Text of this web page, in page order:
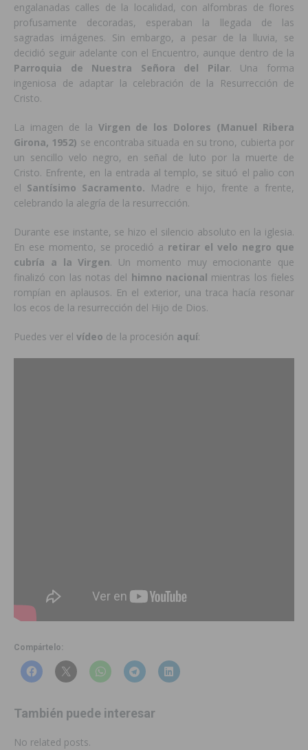
engalanadas calles de la localidad, con alfombras de flores
profusamente decoradas, esperaban la llegada de las
sagradas imágenes. Sin embargo, a pesar de la lluvia, se
decidió seguir adelante con el Encuentro, aunque dentro de la
Parroquia de Nuestra Señora del Pilar. Una forma
ingeniosa de adaptar la celebración de la Resurrección de
Cristo.
La imagen de la Virgen de los Dolores (Manuel Ribera
Girona, 1952) se encontraba situada en su trono, cubierta por
un sencillo velo negro, en señal de luto por la muerte de
Cristo. Enfrente, en la entrada al templo, se situó el palio con
el Santísimo Sacramento. Madre e hijo, frente a frente,
celebrando la alegría de la resurrección.
Durante ese instante, se hizo el silencio absoluto en la iglesia.
En ese momento, se procedió a retirar el velo negro que
cubría a la Virgen. Un momento muy emocionante que
finalizó con las notas del himno nacional mientras los fieles
rompían en aplausos. En el exterior, una traca hacía resonar
los ecos de la resurrección del Hijo de Dios.
Puedes ver el vídeo de la procesión aquí:
Compártelo:
También puede interesar
No related posts.